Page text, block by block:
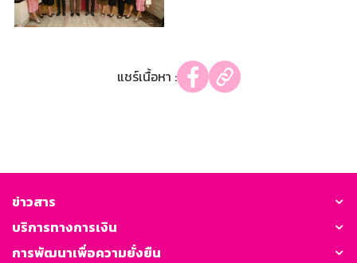
แชร์เนื้อหา :
ข่าวสาร
บริการทางการเงิน
การพัฒนาเพื่อความยั่งยืน